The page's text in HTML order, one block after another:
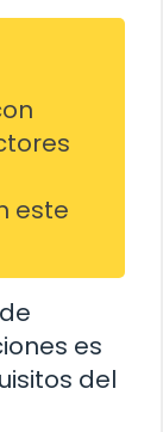
este
es
del